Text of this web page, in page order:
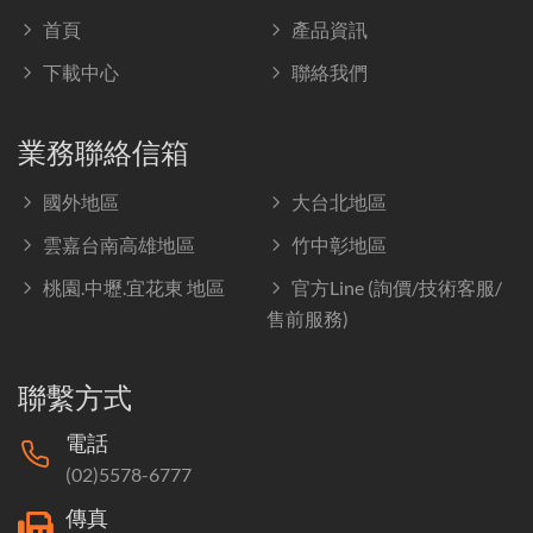
首頁
產品資訊
下載中心
聯絡我們
業務聯絡信箱
國外地區
大台北地區
雲嘉台南高雄地區
竹中彰地區
桃園.中壢.宜花東 地區
官方Line (詢價/技術客服/
售前服務)
聯繫方式
電話
(02)5578-6777
傳真